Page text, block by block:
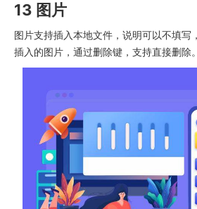
13 图片
图片支持插入本地文件，说明可以不填写
插入的图片，通过删除键，支持直接删除。